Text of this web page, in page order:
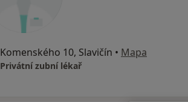
Komenského 10, Slavičín • Mapa
Privátní zubní lékař